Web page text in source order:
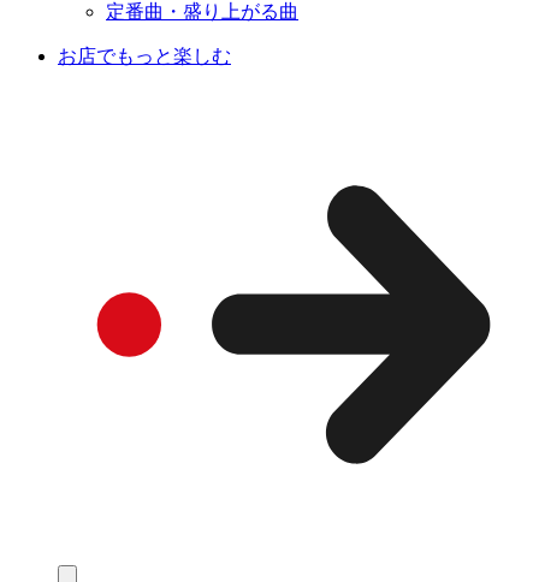
定番曲・盛り上がる曲
お店でもっと楽しむ